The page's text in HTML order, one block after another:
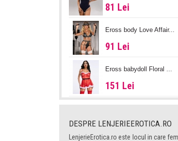
81 Lei
Eross body Love Affair...
91 Lei
Eross babydoll Floral ...
151 Lei
DESPRE LENJERIEEROTICA.RO
LenjerieErotica.ro este locul in care